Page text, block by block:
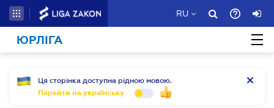
RU
ЮРЛІГА
Ця сторінка доступна рідною мовою.
Перейти на українську